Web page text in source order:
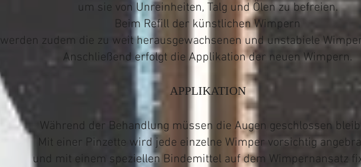
um sie von Unreinheiten, Talg und Ölen zu befreien.
Beim Refill der künstlichen Wimpern
werden zudem die zu weit herausgewachsenen und unstabiele
Anschließend erfolgt die Applikation der neuen Wimpern.
APPLIKATION
Während der Behandlung müssen die Augen geschlossen
Mit einer Pinzette wird jede einzelne Wimper vorsichtig
und mit einem speziellen Bindemittel auf dem Wimpernansatz